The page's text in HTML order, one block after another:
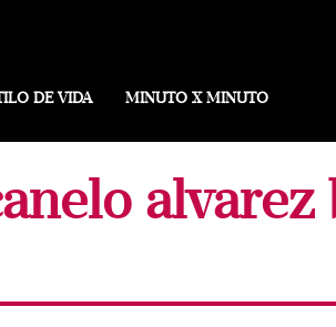
DE VIDA MINUTO X MINUTO
alvarez